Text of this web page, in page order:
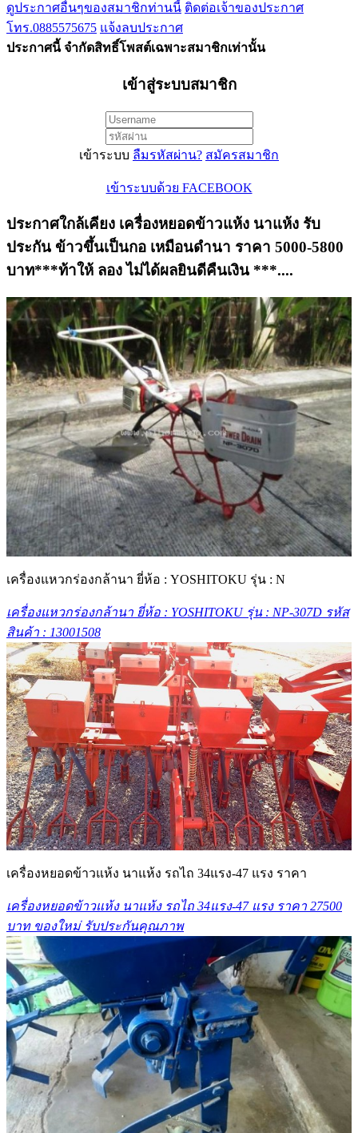
ดูประกาศอื่นๆของสมาชิกท่านนี้ ติดต่อเจ้าของประกาศ
โทร.0885575675 แจ้งลบประกาศ
ประกาศนี้ จำกัดสิทธิ์โพสต์เฉพาะสมาชิกเท่านั้น
เข้าสู่ระบบสมาชิก
เข้าระบบ ลืมรหัสผ่าน? สมัครสมาชิก
เข้าระบบด้วย FACEBOOK
ประกาศใกล้เคียง เครื่องหยอดข้าวแห้ง นาแห้ง รับ
ประกัน ข้าวขึ้นเป็นกอ เหมือนดำนา ราคา 5000-5800
บาท***ท้าให้ ลอง ไม่ได้ผลยินดีคืนเงิน ***....
เครื่องแหวกร่องกล้านา ยี่ห้อ : YOSHITOKU รุ่น : N
เครื่องแหวกร่องกล้านา ยี่ห้อ : YOSHITOKU รุ่น : NP-307D รหัส
สินค้า : 13001508
เครื่องหยอดข้าวแห้ง นาแห้ง รถไถ 34แรง-47 แรง ราคา
เครื่องหยอดข้าวแห้ง นาแห้ง รถไถ 34แรง-47 แรง ราคา 27500
บาท ของใหม่ รับประกันคุณภาพ